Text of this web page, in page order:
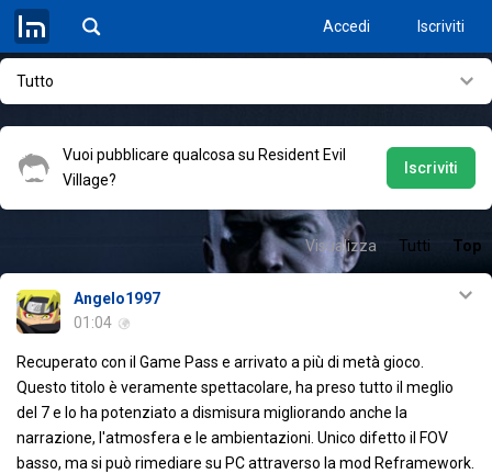
Accedi Iscriviti
Tutto
Vuoi pubblicare qualcosa su Resident Evil
Village?
Iscriviti
Visualizza Tutti Top
Angelo1997
01:04
Recuperato con il Game Pass e arrivato a più di metà gioco.
Questo titolo è veramente spettacolare, ha preso tutto il meglio
del 7 e lo ha potenziato a dismisura migliorando anche la
narrazione, l'atmosfera e le ambientazioni. Unico difetto il FOV
basso, ma si può rimediare su PC attraverso la mod Reframework.